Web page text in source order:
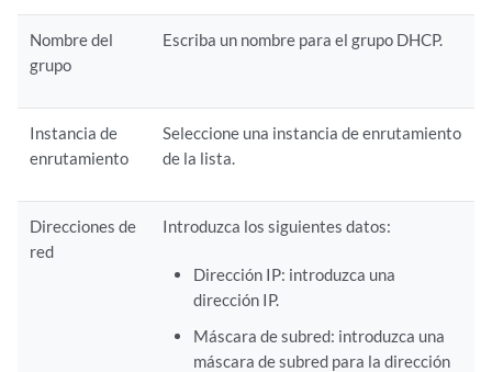
Nombre del
grupo
Escriba un nombre para el grupo DHCP.
Instancia de
enrutamiento
Seleccione una instancia de enrutamiento
de la lista.
Direcciones de
red
Introduzca los siguientes datos:
Dirección IP: introduzca una
dirección IP.
Máscara de subred: introduzca una
máscara de subred para la dirección